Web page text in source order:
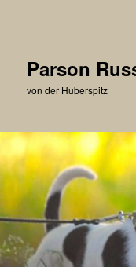
Parson
von der Huberspitz